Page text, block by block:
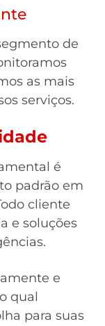
de
as mais
serviços.
é
padrão em
cliente
e soluções
e
qual
para suas